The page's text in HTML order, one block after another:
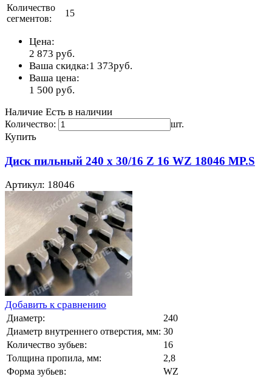
Количество
сегментов:
15
Цена:
2 873 руб.
Ваша скидка:1 373руб.
Ваша цена:
1 500 руб.
Наличие Есть в наличии
Количество: шт.
Купить
Диск пильный 240 x 30/16 Z 16 WZ 18046 MP.S
Артикул: 18046
Добавить к сравнению
Диаметр:
240
Диаметр внутреннего отверстия, мм: 30
Количество зубьев:
16
Толщина пропила, мм:
2,8
Форма зубьев:
WZ